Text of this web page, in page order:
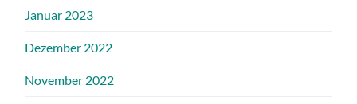
Januar 2023
Dezember 2022
November 2022